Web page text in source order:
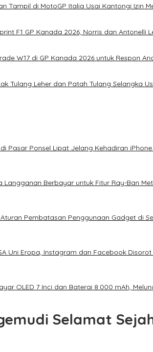
Tampil di MotoGP Italia Usai Kantongi Izin
F1 GP Kanada 2026, Norris dan Antonelli
W17 di GP Kanada 2026 untuk Respon
Tulang Leher dan Patah Tulang Selangka
Pasar Ponsel Lipat Jelang Kehadiran
Langganan Berbayar untuk Fitur Ray-Ban
Pembatasan Penggunaan Gadget di
Uni Eropa, Instagram dan Facebook
OLED 7 Inci dan Baterai 8.000 mAh,
Selamat